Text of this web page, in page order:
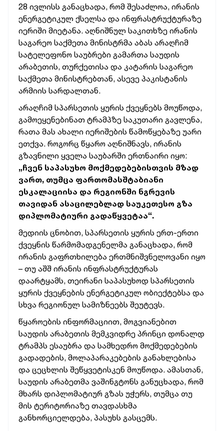
28 ივლისს განაცხადა, რომ შესაძლოა, ირანის
ენერგეტიკულ ქსელსა და ინფრასტრუქტურაზე
იერიში მიეტანა. აღნიშნულ საკითხზე ირანის
საგარეო საქმეთა მინისტრმა აბას არაღჩიმ
სატელეფონო საუბრები გამართა საუდის
არაბეთის, თურქეთისა და კატარის საგარეო
საქმეთა მინისტრებთან, ასევე პაკისტანის
არმიის სარდალთან.
არაღჩიმ სპარსეთის ყურის ქვეყნებს მოუწოდა,
გამოეყენებინათ ტრამპზე საკუთარი გავლენა,
რათა მას ახალი იერიშების წამოწყებაზე უარი
ეთქვა. როგორც წყარო აღნიშნავს, ირანის
გზავნილი ყველა საუბარში ერთნაირი იყო:
„ჩვენ საპასუხო მოქმედებებისთვის მზად
ვართ, თუმცა ფართომასშტაბიანი
ესკალაციისა და რეგიონში ნგრევის
თავიდან ასაცილებლად საუკეთესო გზა
დიპლომატიური გადაწყვეტაა“.
მედიის ცნობით, სპარსეთის ყურის ერთ-ერთი
ქვეყნის წარმომადგენელმა განაცხადა, რომ
ირანის გაფრთხილება ერთმნიშვნელოვანი იყო
– თუ აშშ ირანის ინფრასტრუქტურას
დაარტყამს, თეირანი საპასუხოდ სპარსეთის
ყურის ქვეყნების ენერგეტიკულ ობიექტებსა და
სხვა რეგიონულ სამიზნეებს შეუტევს.
წყაროების ინფორმაციით, მოგვიანებით
საუდის არაბეთის მემკვიდრე პრინცი დონალდ
ტრამპს ესაუბრა და სამხედრო მოქმედებების
გადადების, მოლაპარაკებების განახლებისა
და ცეცხლის შეწყვეტისკენ მოუწოდა. ამასთან,
საუდის არაბეთმა ვაშინგტონს განუცხადა, რომ
მხარს დიპლომატიურ გზას უჭერს, თუმცა თუ
მის ტერიტორიაზე თავდასხმა
განხორციელდება, პასუხს გასცემს.